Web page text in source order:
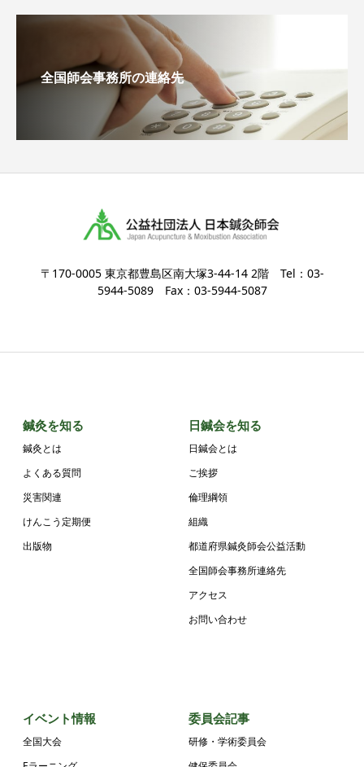
全国師会事務所の連絡先
〒170-0005 東京都豊島区南大塚3-44-14 2階 Tel：03-
5944-5089 Fax：03-5944-5087
鍼灸を知る
鍼灸とは
よくある質問
災害関連
けんこう定期便
出版物
日鍼会を知る
日鍼会とは
ご挨拶
倫理綱領
組織
都道府県鍼灸師会公益活動
全国師会事務所連絡先
アクセス
お問い合わせ
イベント情報
全国大会
委員会記事
研修・学術委員会